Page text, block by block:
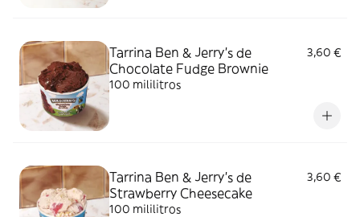
Tarrina Ben & Jerry's de
Chocolate Fudge Brownie
3,60 €
100 mililitros
Tarrina Ben & Jerry's de
Strawberry Cheesecake
3,60 €
100 mililitros